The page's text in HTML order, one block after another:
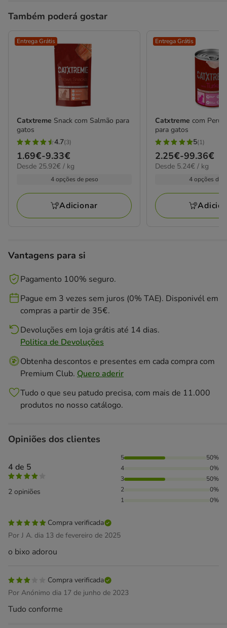
Também poderá gostar
Entrega Grátis
Catxtreme Snack com Salmão para
gatos
4.7
estrelas
com
avaliações
4.7(3)
Preço
de
9.33€
1.69€-9.33€
25.92€
Desde 25.92€ / kg
4 opções de peso
Adicionar
Entrega Grátis
Catxtremecom Peru
para gatos
5
estrelas
com
avaliações
5(1)
Preço
de
99.36€
2.25€-99.36€
5.24€
Desde 5.24€ / kg
4 opções de
Vantagens para si
Pagamento 100% seguro.
Pague em 3 vezes sem juros (0% TAE). Disponivél em
compras a partir de 35€.
Devoluções em loja grátis até 14 dias.
Politica de Devoluções
Obtenha descontos e presentes em cada compra com
Premium Club. Quero aderir
Tudo o que seu patudo precisa, com mais de 11.000
produtos no nosso catálogo.
Opiniões dos clientes
4 de 5
2 opiniões
50% das pessoas avaliaram com 5 estrelas, 50% das
5
50%
4
0%
3
50%
2
0%
1
0%
Compra verificada
Por J A. dia 13 de fevereiro de 2025
o bixo adorou
Compra verificada
Por Anónimo dia 17 de junho de 2023
Tudo conforme